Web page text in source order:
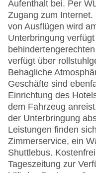
Aufenthalt bei. Per
Zugang zum
von Ausflügen wird
Unterbringung
verfügt über
Behagliche
Geschäfte sind
Einrichtung des
dem Fahrzeug
der Unterbringung
Leistungen finden
Zimmerservice, ein
Shuttlebus.
Tageszeitung zur